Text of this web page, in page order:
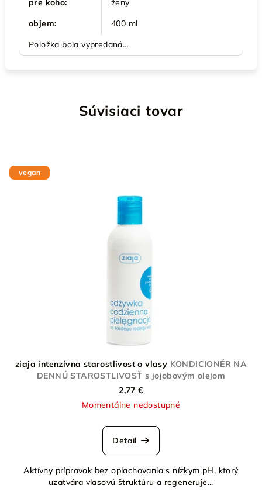
pre koho:
ženy
objem:
400 ml
Položka bola vypredaná…
Súvisiaci tovar
vegan
ziaja intenzívna starostlivosť o vlasy KONDICIONÉR NA
DENNÚ STAROSTLIVOSŤ s jojobovým olejom
2,77 €
Momentálne nedostupné
Detail
Aktívny prípravok bez oplachovania s nízkym pH, ktorý
uzatvára vlasovú štruktúru a regeneruje...